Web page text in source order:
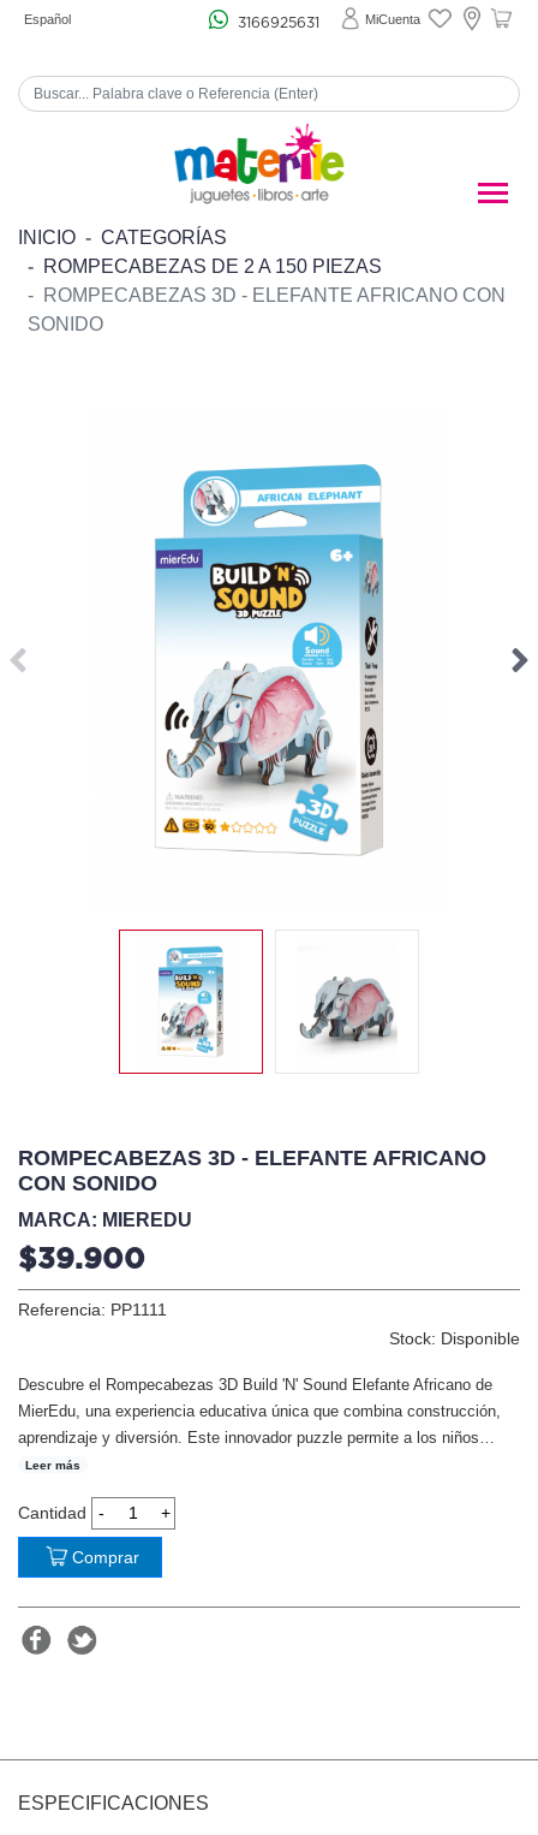
Español 3166925631 MiCuenta
INICIO
CATEGORÍAS
ROMPECABEZAS DE 2 A 150 PIEZAS
ROMPECABEZAS 3D - ELEFANTE AFRICANO CON
SONIDO
ROMPECABEZAS 3D - ELEFANTE AFRICANO
CON SONIDO
MARCA: MIEREDU
$39.900
Referencia: PP1111
Stock: Disponible
Descubre el Rompecabezas 3D Build 'N' Sound Elefante Africano de
MierEdu, una experiencia educativa única que combina construcción,
aprendizaje y diversión. Este innovador puzzle permite a los niños
Leer más
Cantidad
Comprar
ESPECIFICACIONES